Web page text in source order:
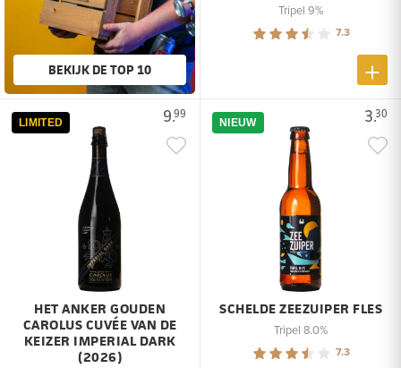
BEKIJK DE TOP 10
Tripel 9%
7.3
9.99
LIMITED
HET ANKER GOUDEN
CAROLUS CUVÉE VAN DE
KEIZER IMPERIAL DARK
(2026)
3.30
NIEUW
SCHELDE ZEEZUIPER FLES
Tripel 8.0%
7.3